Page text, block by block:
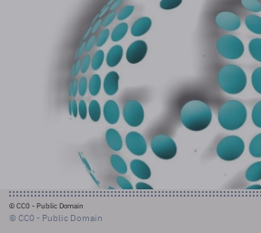
© CC0 - Public Domain
© CC0 - Public Domain